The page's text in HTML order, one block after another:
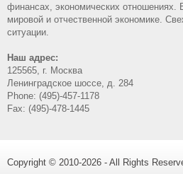
финансах, экономических отношениях.
мировой и отчественной экономике.
ситуации.
Наш адрес:
125565, г. Москва
Ленинградское шоссе, д. 284
Phone: (495)-457-1178
Fax: (495)-478-1445
Copyright © 2010-2026 - All Rights